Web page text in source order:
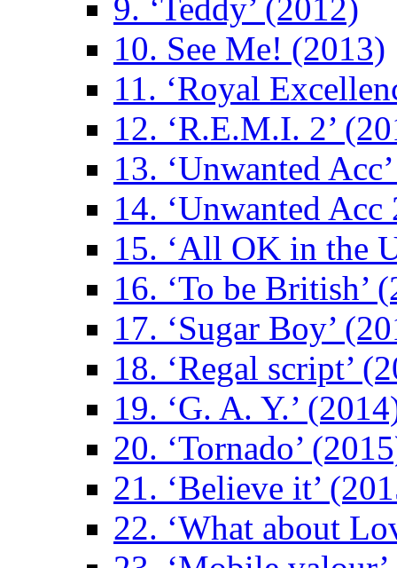
9. ‘Teddy’ (2012)
10. See Me! (2013)
11. ‘Royal
12. ‘R.E.M.I. 2’
13. ‘Unwanted
14. ‘Unwanted Acc
15. ‘All OK in the
16. ‘To be British’
17. ‘Sugar Boy’
18. ‘Regal script’
19. ‘G. A. Y.’
20. ‘Tornado’
21. ‘Believe it’
22. ‘What about